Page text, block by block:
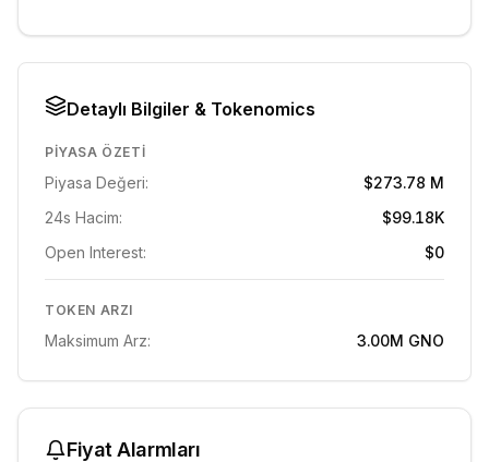
Detaylı Bilgiler & Tokenomics
PIYASA ÖZETI
Piyasa Değeri:
$273.78 M
24s Hacim:
$99.18K
Open Interest:
$0
TOKEN ARZI
Maksimum Arz: 3.00M GNO
Fiyat Alarmları